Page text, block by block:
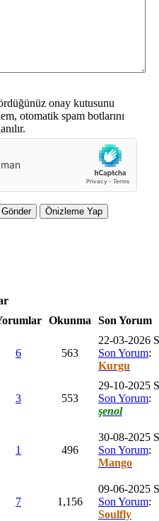
onay kutusunu
otomatik spam botlarını
Okunma
Son Yorum
6 563
22-03-2026
Son Yorum:
Kurgu
3 553
29-10-2025
Son Yorum:
şenol
1 496
30-08-2025
Son Yorum:
Mango
7 1,156
09-06-2025
Son Yorum:
Soulfly